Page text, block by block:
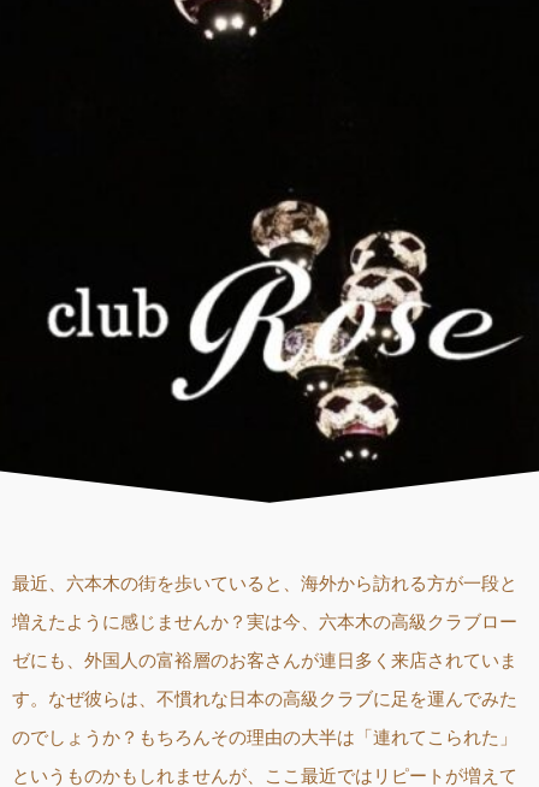
最近、六本木の街を歩いていると、海外から訪れる方が一段と
増えたように感じませんか？実は今、六本木の高級クラブロー
ゼにも、外国人の富裕層のお客さんが連日多く来店されていま
す。なぜ彼らは、不慣れな日本の高級クラブに足を運んでみた
のでしょうか？もちろんその理由の大半は「連れてこられた」
というものかもしれませんが、ここ最近ではリピートが増えて